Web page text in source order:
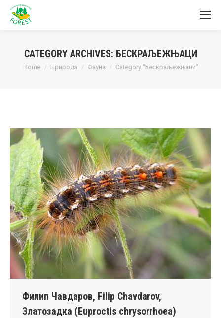
CATEGORY ARCHIVES: БЕСКРАЉЕЖЊАЦИ
You are here:
Home Природа Фауна Category "Бескраљежњаци"
Филип Чавдаров, Filip Chavdarov,
Златозадка (Euproctis chrysorrhoea)